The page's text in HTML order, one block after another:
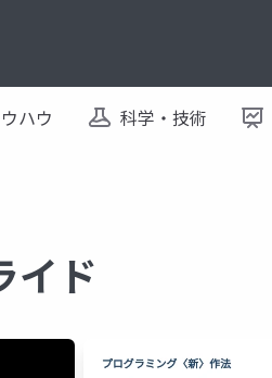
ハウ 科学・技術
イド